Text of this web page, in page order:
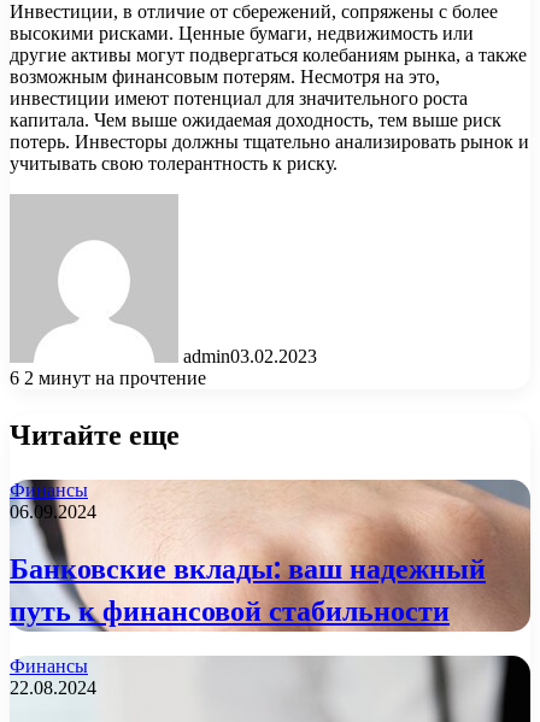
Инвестиции, в отличие от сбережений, сопряжены с более
высокими рисками. Ценные бумаги, недвижимость или
другие активы могут подвергаться колебаниям рынка, а также
возможным финансовым потерям. Несмотря на это,
инвестиции имеют потенциал для значительного роста
капитала. Чем выше ожидаемая доходность, тем выше риск
потерь. Инвесторы должны тщательно анализировать рынок и
учитывать свою толерантность к риску.
admin03.02.2023
6 2 минут на прочтение
Читайте еще
Финансы
06.09.2024
Банковские вклады: ваш надежный
путь к финансовой стабильности
Финансы
22.08.2024